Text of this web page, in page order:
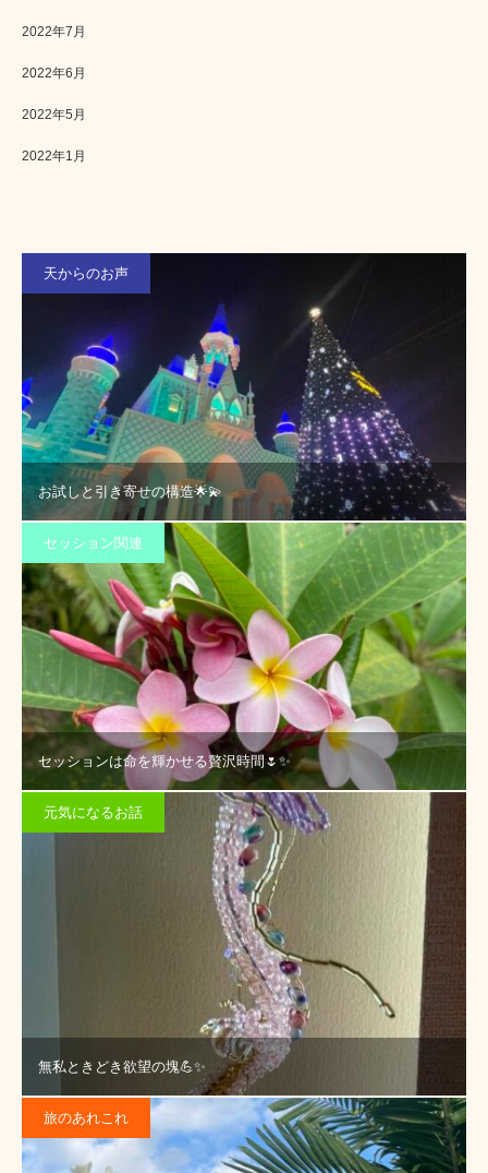
2022年7月
2022年6月
2022年5月
2022年1月
天からのお声
お試しと引き寄せの構造🌟💫
セッション関連
セッションは命を輝かせる贅沢時間🌷✨
元気になるお話
無私ときどき欲望の塊💪✨
旅のあれこれ